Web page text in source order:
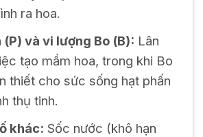
ra hoa.
(P) và vi lượng Bo (B): Lân
tạo mầm hoa, trong khi Bo
thiết cho sức sống hạt phấn
thụ tinh.
khác: Sốc nước (khô hạn